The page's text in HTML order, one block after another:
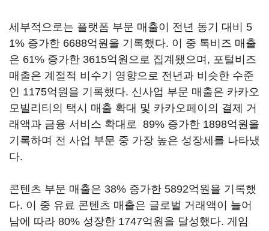
세부적으로는 플랫폼 부문 매출이 전년 동기 대비 5
1% 증가한 6688억원을 기록했다. 이 중 톡비즈 매출
은 61% 증가한 3615억원으로 집계됐으며, 포털비즈
매출은 계절적 비수기 영향으로 전년과 비슷한 수준
인 1175억원을 기록했다. 신사업 부문 매출은 카카오
모빌리티의 택시 매출 확대 및 카카오페이의 결제 거
래액과 금융 서비스 확대로 89% 증가한 1898억원을
기록하며 전 사업 부문 중 가장 높은 성장세를 나타냈
다.
콘텐츠 부문 매출은 38% 증가한 5892억원을 기록했
다. 이 중 유료 콘텐츠 매출은 글로벌 거래액이 늘어
남에 따라 80% 성장한 1747억원을 달성했다. 게임